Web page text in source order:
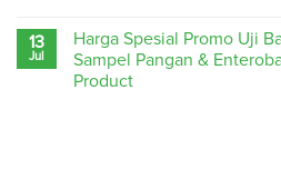
13
Jul
Harga Spesial Promo Uji
Sampel Pangan &
Product